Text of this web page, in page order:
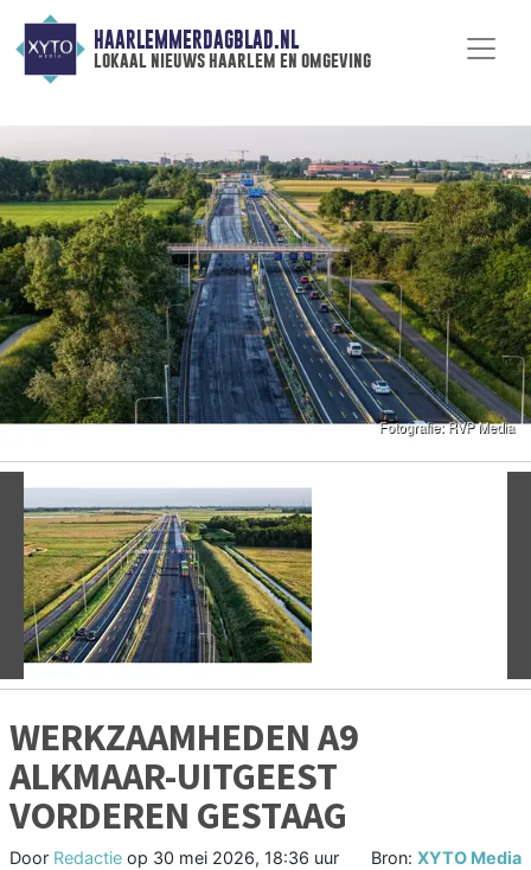
HAARLEMMERDAGBLAD.NL
lokaal nieuws haarlem en omgeving
Vorige
WERKZAAMHEDEN A9
ALKMAAR-UITGEEST
VORDEREN GESTAAG
Door Redactie op 30 mei 2026, 18:36 uur Bron: XYTO Media